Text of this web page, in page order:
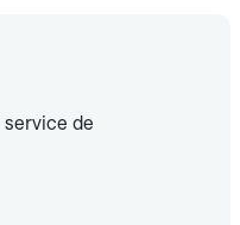
service de